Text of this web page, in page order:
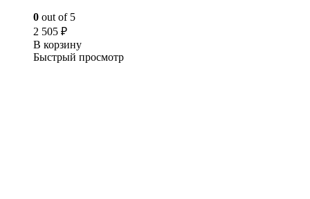
0 out of 5
2 505 ₽
В корзину
Быстрый просмотр